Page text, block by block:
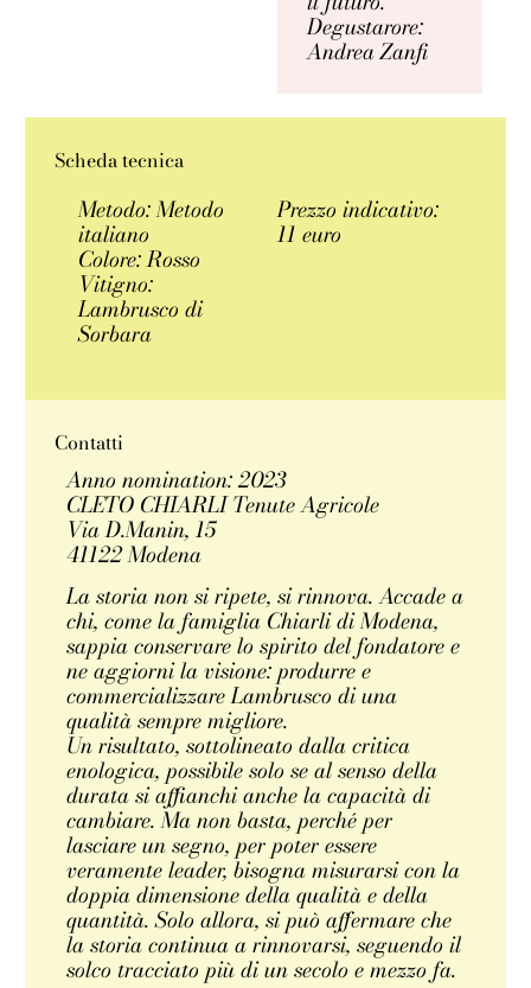
Degustarore:
Andrea Zanfi
Scheda tecnica
Metodo: Metodo
italiano
Colore: Rosso
Vitigno:
Lambrusco di
Sorbara
Prezzo indicativo:
11 euro
Contatti
Anno nomination: 2023
CLETO CHIARLI Tenute Agricole
Via D.Manin, 15
41122 Modena
La storia non si ripete, si rinnova. Accade a
chi, come la famiglia Chiarli di Modena,
sappia conservare lo spirito del fondatore e
ne aggiorni la visione: produrre e
commercializzare Lambrusco di una
qualità sempre migliore.
Un risultato, sottolineato dalla critica
enologica, possibile solo se al senso della
durata si affianchi anche la capacità di
cambiare. Ma non basta, perché per
lasciare un segno, per poter essere
veramente leader, bisogna misurarsi con la
doppia dimensione della qualità e della
quantità. Solo allora, si può affermare che
la storia continua a rinnovarsi, seguendo il
solco tracciato più di un secolo e mezzo fa.